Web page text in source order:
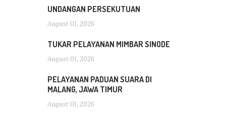
UNDANGAN PERSEKUTUAN
August 01, 2026
TUKAR PELAYANAN MIMBAR SINODE
August 01, 2026
PELAYANAN PADUAN SUARA DI
MALANG, JAWA TIMUR
August 01, 2026